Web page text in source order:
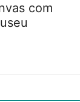
com